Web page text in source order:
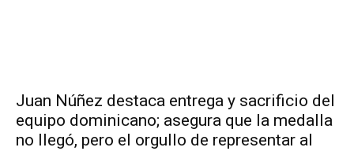
Juan Núñez destaca entrega y sacrificio del
equipo dominicano; asegura que la medalla
no llegó, pero el orgullo de representar al